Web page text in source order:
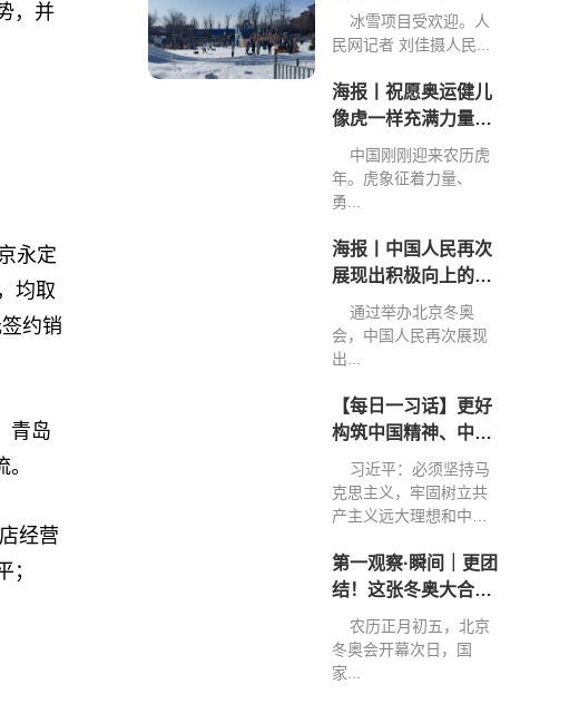
，并
永定
均取
约销
青岛
经营
旅游收入2891.98亿
元
冰雪项目受欢迎。人
民网记者 刘佳摄人民...
海报丨祝愿奥运健儿
像虎一样充满力量、
创造佳绩
中国刚刚迎来农历虎
年。虎象征着力量、
勇...
海报丨中国人民再次
展现出积极向上的精
神和力量
通过举办北京冬奥
会，中国人民再次展现
出...
【每日一习话】更好
构筑中国精神、中国
价值、中国力量
习近平：必须坚持马
克思主义，牢固树立共
产主义远大理想和中国
第一观察·瞬间｜更团
结！这张冬奥大合影
弥足珍贵
农历正月初五，北京
冬奥会开幕次日，国
家...